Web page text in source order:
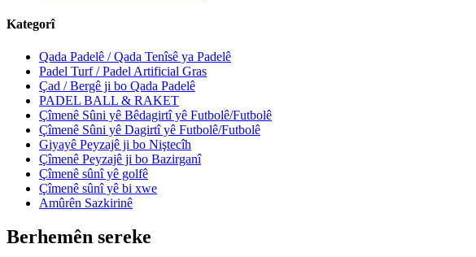
Kategorî
Qada Padelê / Qada Tenîsê ya Padelê
Padel Turf / Padel Artificial Gras
Çad / Bergê ji bo Qada Padelê
PADEL BALL & RAKET
Çîmenê Sûni yê Bêdagirtî yê Futbolê/Futbolê
Çîmenê Sûni yê Dagirtî yê Futbolê/Futbolê
Giyayê Peyzajê ji bo Niştecîh
Çîmenê Peyzajê ji bo Bazirganî
Çîmenê sûnî yê golfê
Çîmenê sûnî yê bi xwe
Amûrên Sazkirinê
Berhemên sereke